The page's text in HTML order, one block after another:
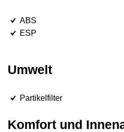
ABS
ESP
Umwelt
Partikelfilter
Komfort und